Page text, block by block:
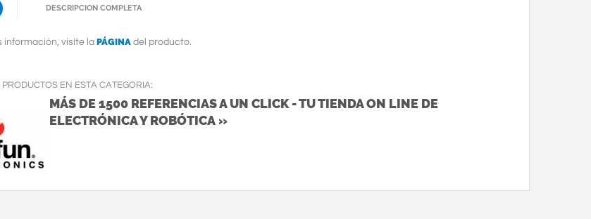
DESCRIPCION COMPLETA
información, visite la PÁGINA del producto.
EN ESTA CATEGORIA:
MÁS DE 1500 REFERENCIAS A UN CLICK - TU TIENDA ON LINE DE
ELECTRÓNICA Y ROBÓTICA »